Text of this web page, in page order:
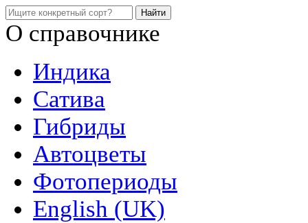
О справочнике
Индика
Сатива
Гибриды
Автоцветы
Фотопериоды
English (UK)